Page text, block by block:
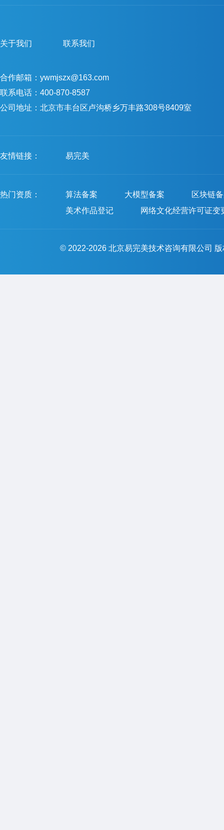
关于我们 联系我们
合作邮箱：ywmjszx@163.com
联系电话：400-870-8587
公司地址：北京市丰台区卢沟桥乡万丰路308号8409室
友情链接： 易完美
热门资质： 算法备案 大模型备案
区块链
美术作品登记
网络文化经营许可证变
© 2022-2026 北京易完美技术咨询有限公司 版